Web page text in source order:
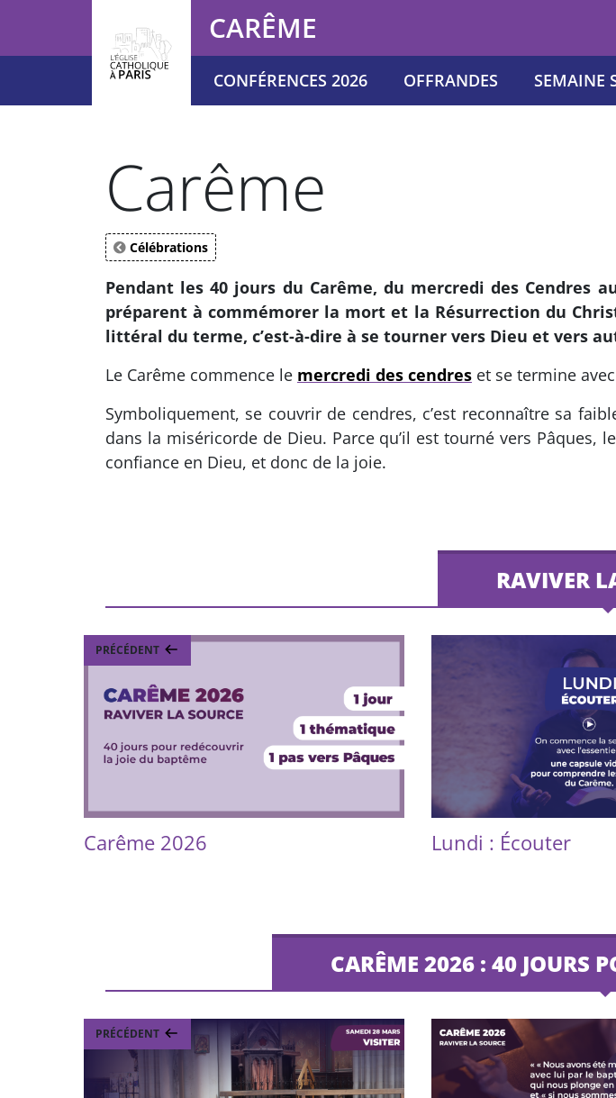
CARÊME
Votre recherche
CONFÉRENCES 2026 OFFRANDES SEMAINE
Carême
Célébrations
Pendant les 40 jours du Carême, du mercredi des Cendres
préparent à commémorer la mort et la Résurrection du
littéral du terme, c’est-à-dire à se tourner vers Dieu et vers
Le Carême commence le mercredi des cendres et se termine
Symboliquement, se couvrir de cendres, c’est reconnaître sa
dans la miséricorde de Dieu. Parce qu’il est tourné vers Pâques,
confiance en Dieu, et donc de la joie.
RAVIVER
PRÉCÉDENT
Carême 2026 Lundi : Écouter
CARÊME 2026 : 40 JOURS
PRÉCÉDENT